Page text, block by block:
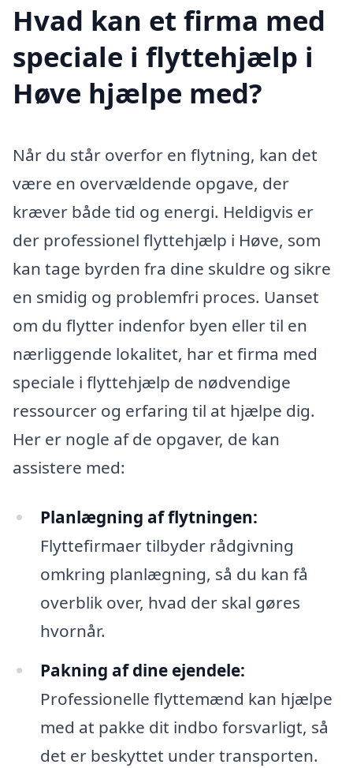
Hvad kan et firma med
speciale i flyttehjælp i
Høve hjælpe med?
Når du står overfor en flytning, kan det
være en overvældende opgave, der
kræver både tid og energi. Heldigvis er
der professionel flyttehjælp i Høve, som
kan tage byrden fra dine skuldre og sikre
en smidig og problemfri proces. Uanset
om du flytter indenfor byen eller til en
nærliggende lokalitet, har et firma med
speciale i flyttehjælp de nødvendige
ressourcer og erfaring til at hjælpe dig.
Her er nogle af de opgaver, de kan
assistere med:
Planlægning af flytningen:
Flyttefirmaer tilbyder rådgivning
omkring planlægning, så du kan få
overblik over, hvad der skal gøres
hvornår.
Pakning af dine ejendele:
Professionelle flyttemænd kan hjælpe
med at pakke dit indbo forsvarligt, så
det er beskyttet under transporten.